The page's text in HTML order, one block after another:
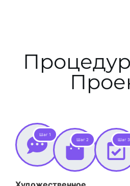
Шаг 1
Шаг 2 Шаг 3